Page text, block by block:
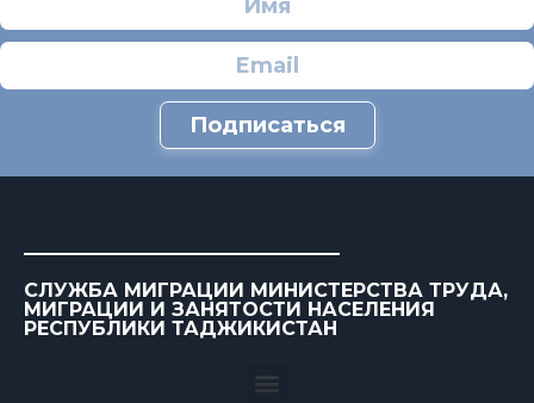
Подписаться
СЛУЖБА МИГРАЦИИ МИНИСТЕРСТВА ТРУДА,
МИГРАЦИИ И ЗАНЯТОСТИ НАСЕЛЕНИЯ
РЕСПУБЛИКИ ТАДЖИКИСТАН